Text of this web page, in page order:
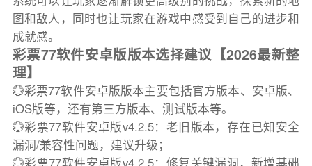
图和敌人，同时也让玩家在游戏中感受到自己的进步和
成就感。
彩票77软件安卓版版本选择建议【2026最新整
理】
💮彩票77软件安卓版版本主要包括官方版本、安卓版、
iOS版等，还有第三方版本、测试版本等。
💮彩票77软件安卓版v4.2.5：老旧版本，存在已知安全
漏洞/兼容性问题，建议升级；